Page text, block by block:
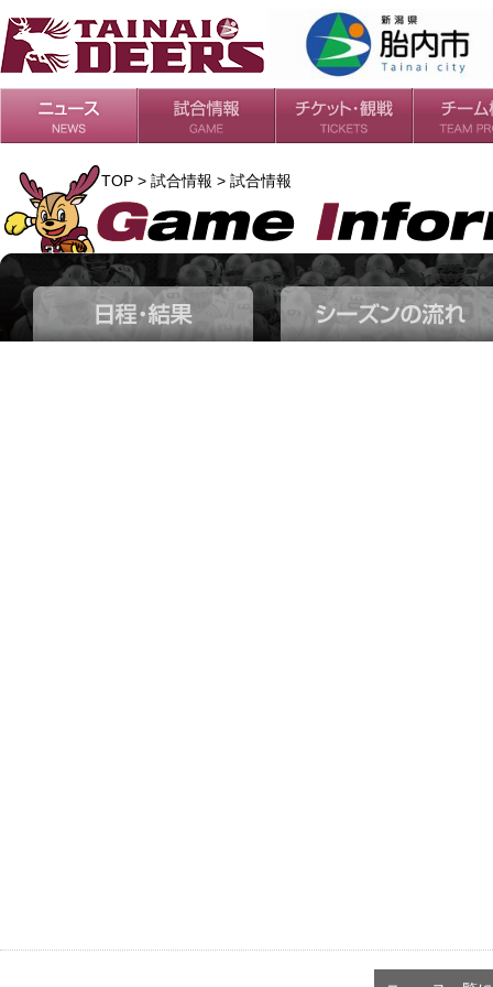
日程・結果
シーズンの流れ チケット
会場・アクセス
ルールガイド
TOP > 試合情報 > 試合情報